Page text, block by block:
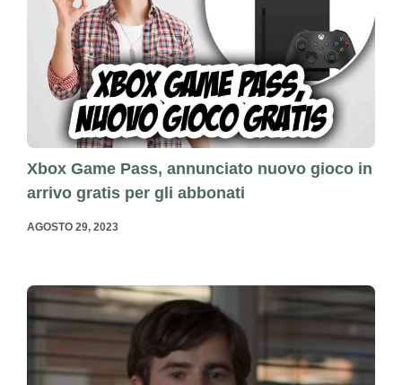
Xbox Game Pass, annunciato nuovo gioco in
arrivo gratis per gli abbonati
AGOSTO 29, 2023